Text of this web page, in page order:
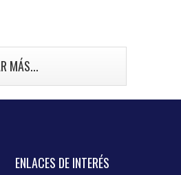
vigencia
2024
MÁS...
ENLACES DE INTERÉS